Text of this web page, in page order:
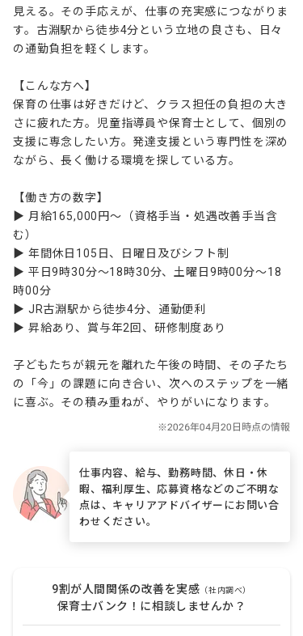
見える。その手応えが、仕事の充実感につながりま
す。古淵駅から徒歩4分という立地の良さも、日々
の通勤負担を軽くします。
【こんな方へ】
保育の仕事は好きだけど、クラス担任の負担の大き
さに疲れた方。児童指導員や保育士として、個別の
支援に専念したい方。発達支援という専門性を深め
ながら、長く働ける環境を探している方。
【働き方の数字】
▶ 月給165,000円〜（資格手当・処遇改善手当含
む）
▶ 年間休日105日、日曜日及びシフト制
▶ 平日9時30分～18時30分、土曜日9時00分～18
時00分
▶ JR古淵駅から徒歩4分、通勤便利
▶ 昇給あり、賞与年2回、研修制度あり
子どもたちが親元を離れた午後の時間、その子たち
の「今」の課題に向き合い、次へのステップを一緒
に喜ぶ。その積み重ねが、やりがいになります。
仕事内容、給与、勤務時間、休日・休
暇、福利厚生、応募資格などのご不明な
点は、キャリアアドバイザーにお問い合
わせください。
9割が人間関係の改善を実感 （社内調べ）
保育士バンク！に相談しませんか？